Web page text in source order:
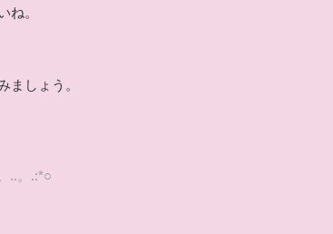
ね。
ましょう。
..。.:*○